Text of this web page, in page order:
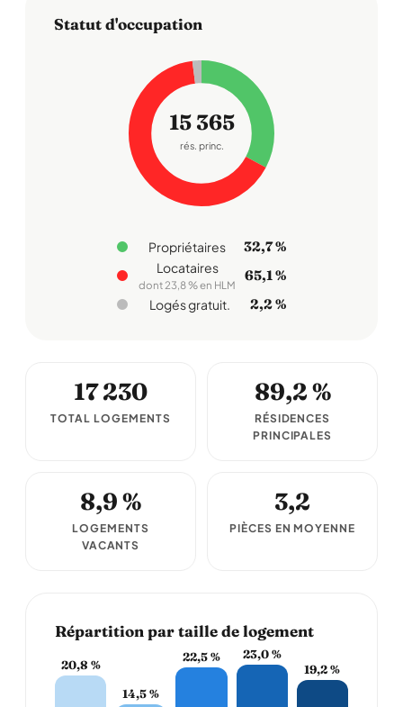
Statut d'occupation
15 365
rés. princ.
Propriétaires 32,7 %
Locataires
dont 23,8 % en HLM
65,1 %
Logés gratuit. 2,2 %
17 230
TOTAL LOGEMENTS
89,2 %
RÉSIDENCES
PRINCIPALES
8,9 %
LOGEMENTS
VACANTS
3,2
PIÈCES EN MOYENNE
Répartition par taille de logement
20,8 %
14,5 %
22,5 % 23,0 %
19,2 %